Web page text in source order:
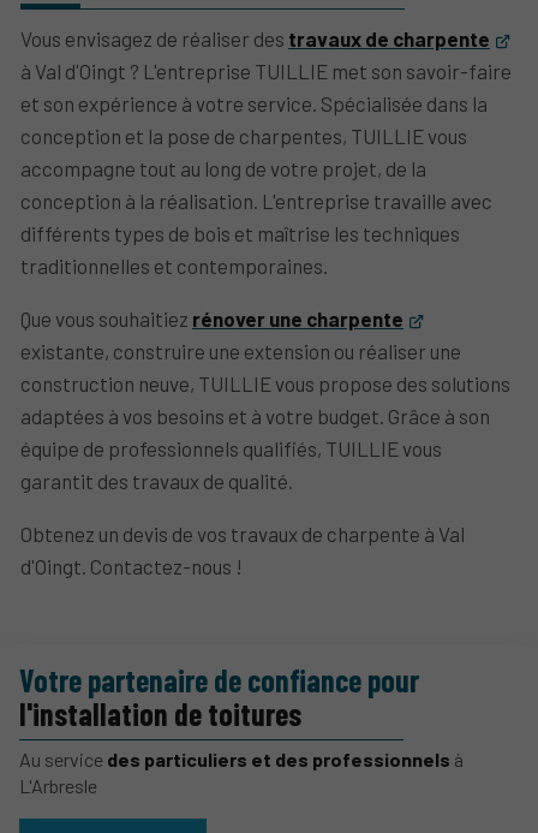
Vous envisagez de réaliser des travaux de charpente
à Val d'Oingt ? L'entreprise TUILLIE met son savoir-faire
et son expérience à votre service. Spécialisée dans la
conception et la pose de charpentes, TUILLIE vous
accompagne tout au long de votre projet, de la
conception à la réalisation. L'entreprise travaille avec
différents types de bois et maîtrise les techniques
traditionnelles et contemporaines.
Que vous souhaitiez rénover une charpente
existante, construire une extension ou réaliser une
construction neuve, TUILLIE vous propose des solutions
adaptées à vos besoins et à votre budget. Grâce à son
équipe de professionnels qualifiés, TUILLIE vous
garantit des travaux de qualité.
Obtenez un devis de vos travaux de charpente à Val
d'Oingt. Contactez-nous !
Votre partenaire de confiance pour
l'installation de toitures
Au service des particuliers et des professionnels à
L'Arbresle